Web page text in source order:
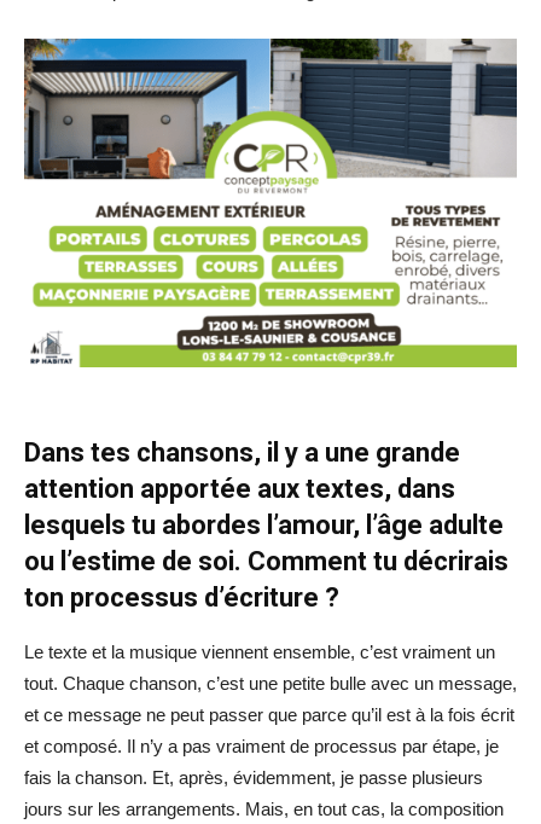
Dans tes chansons, il y a une grande
attention apportée aux textes, dans
lesquels tu abordes l’amour, l’âge adulte
ou l’estime de soi. Comment tu décrirais
ton processus d’écriture ?
Le texte et la musique viennent ensemble, c’est vraiment un
tout. Chaque chanson, c’est une petite bulle avec un message,
et ce message ne peut passer que parce qu’il est à la fois écrit
et composé. Il n’y a pas vraiment de processus par étape, je
fais la chanson. Et, après, évidemment, je passe plusieurs
jours sur les arrangements. Mais, en tout cas, la composition